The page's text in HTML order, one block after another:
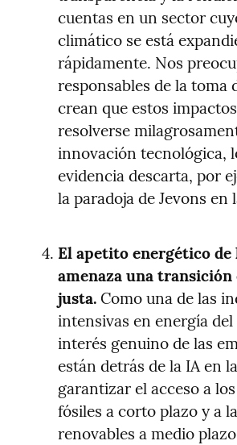
cuentas en un sector
climático se está
rápidamente. Nos
responsables de la toma
crean que estos
resolverse
innovación tecnológica,
evidencia descarta, por
la paradoja de Jevons en
El apetito energético de
amenaza una
justa. Como una de las
intensivas en energía del
interés genuino de las
están detrás de la IA en
garantizar el acceso a
fósiles a corto plazo y a
renovables a medio